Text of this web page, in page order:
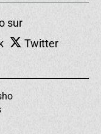
sur
Twitter